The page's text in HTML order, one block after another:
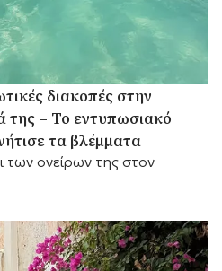
διακοπές στην
της – Το εντυπωσιακό
τα βλέμματα
των ονείρων της στον